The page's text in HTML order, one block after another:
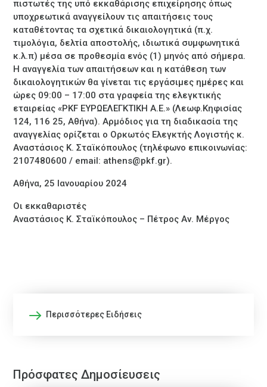
πιστωτές της υπό εκκαθάρισης επιχείρησης όπως
υποχρεωτικά αναγγείλουν τις απαιτήσεις τους
καταθέτοντας τα σχετικά δικαιολογητικά (π.χ.
τιμολόγια, δελτία αποστολής, ιδιωτικά συμφωνητικά
κ.λ.π) μέσα σε προθεσμία ενός (1) μηνός από σήμερα.
Η αναγγελία των απαιτήσεων και η κατάθεση των
δικαιολογητικών θα γίνεται τις εργάσιμες ημέρες και
ώρες 09:00 – 17:00 στα γραφεία της ελεγκτικής
εταιρείας «PKF ΕΥΡΩΕΛΕΓΚΤΙΚΗ Α.Ε.» (Λεωφ.Κηφισίας
124, 116 25, Αθήνα). Αρμόδιος για τη διαδικασία της
αναγγελίας ορίζεται ο Ορκωτός Ελεγκτής Λογιστής κ.
Αναστάσιος Κ. Σταϊκόπουλος (τηλέφωνο επικοινωνίας:
2107480600 / email: athens@pkf.gr).
Αθήνα, 25 Ιανουαρίου 2024
Οι εκκαθαριστές
Αναστάσιος Κ. Σταϊκόπουλος – Πέτρος Αν. Μέργος
Περισσότερες Ειδήσεις
Πρόσφατες Δημοσίευσεις